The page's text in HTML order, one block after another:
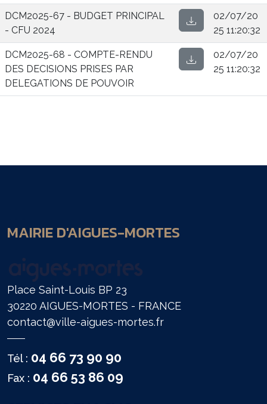
DCM2025-67 - BUDGET PRINCIPAL
- CFU 2024
02/07/20
25 11:20:32
DCM2025-68 - COMPTE-RENDU
DES DECISIONS PRISES PAR
DELEGATIONS DE POUVOIR
02/07/20
25 11:20:32
MAIRIE D'AIGUES-MORTES
Place Saint-Louis BP 23
30220 AIGUES-MORTES - FRANCE
contact@ville-aigues-mortes.fr
Tél : 04 66 73 90 90
Fax : 04 66 53 86 09